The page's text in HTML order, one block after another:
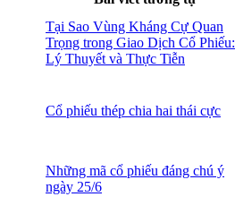
Tại Sao Vùng Kháng Cự Quan
Trọng trong Giao Dịch Cổ Phiếu:
Lý Thuyết và Thực Tiễn
Cổ phiếu thép chia hai thái cực
Những mã cổ phiếu đáng chú ý
ngày 25/6